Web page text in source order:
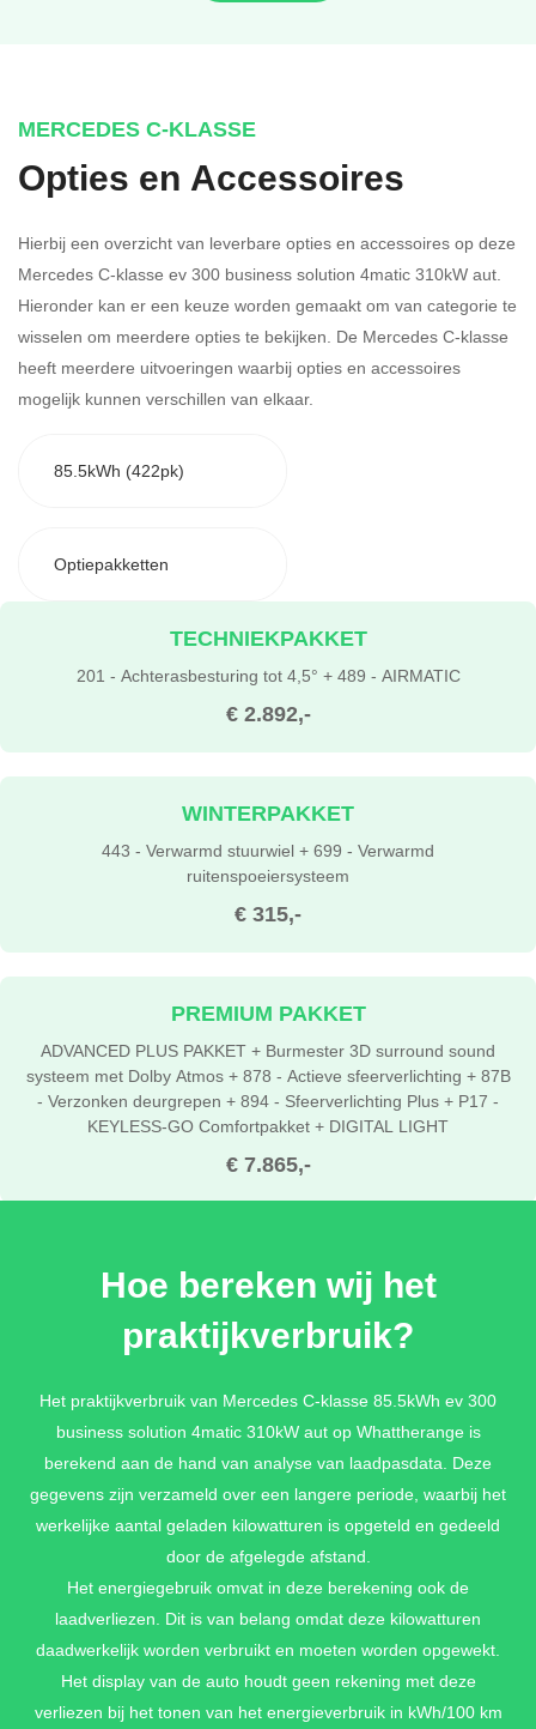
MERCEDES C-KLASSE
Opties en Accessoires
Hierbij een overzicht van leverbare opties en accessoires op deze
Mercedes C-klasse ev 300 business solution 4matic 310kW aut.
Hieronder kan er een keuze worden gemaakt om van categorie te
wisselen om meerdere opties te bekijken. De Mercedes C-klasse
heeft meerdere uitvoeringen waarbij opties en accessoires
mogelijk kunnen verschillen van elkaar.
85.5kWh (422pk)
Optiepakketten
€ 2.892,-
TECHNIEKPAKKET
201 - Achterasbesturing tot 4,5° + 489 - AIRMATIC
€ 315,-
WINTERPAKKET
443 - Verwarmd stuurwiel + 699 - Verwarmd
ruitenspoeiersysteem
€ 7.865,-
PREMIUM PAKKET
ADVANCED PLUS PAKKET + Burmester 3D surround sound
systeem met Dolby Atmos + 878 - Actieve sfeerverlichting + 87B
- Verzonken deurgrepen + 894 - Sfeerverlichting Plus + P17 -
KEYLESS-GO Comfortpakket + DIGITAL LIGHT
€ 3.630,-
MBUX Entertainment pakket (Inbegrepen gedurende 3 jaar
vanaf activering) + Memorypakket + SKY CONTROL
panoramisch dak + 3K0 - Verlichte ster + 4B7 - Verlichte grille +
- Sfeerverlichting + U45 - Verlichte instaptreden
Hoe bereken wij het
praktijkverbruik?
Het praktijkverbruik van Mercedes C-klasse 85.5kWh ev 300
business solution 4matic 310kW aut op Whattherange is
berekend aan de hand van analyse van laadpasdata. Deze
gegevens zijn verzameld over een langere periode, waarbij het
werkelijke aantal geladen kilowatturen is opgeteld en gedeeld
door de afgelegde afstand.
Het energiegebruik omvat in deze berekening ook de
laadverliezen. Dit is van belang omdat deze kilowatturen
daadwerkelijk worden verbruikt en moeten worden opgewekt.
Het display van de auto houdt geen rekening met deze
verliezen bij het tonen van het energieverbruik in kWh/100 km